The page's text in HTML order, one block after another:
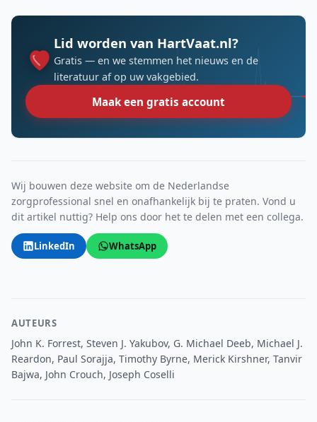
Lid worden van HartVaat.nl?
Gratis — en we stemmen het nieuws en de
literatuur af op uw vakgebied.
Maak een gratis account
Wij bouwen deze website om de Nederlandse
zorgprofessional snel en onafhankelijk bij te praten. Vond u
dit artikel nuttig? Help ons door het te delen met een collega.
LinkedIn WhatsApp
AUTEURS
John K. Forrest, Steven J. Yakubov, G. Michael Deeb, Michael J.
Reardon, Paul Sorajja, Timothy Byrne, Merick Kirshner, Tanvir
Bajwa, John Crouch, Joseph Coselli